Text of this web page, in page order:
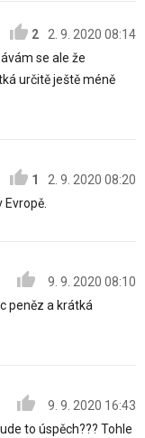
2
2. 9. 2020 08:14
se ale že
určitě ještě méně
1
2. 9. 2020 08:20
9. 9. 2020 08:10
peněz a krátká
9. 9. 2020 16:43
to úspěch??? Tohle